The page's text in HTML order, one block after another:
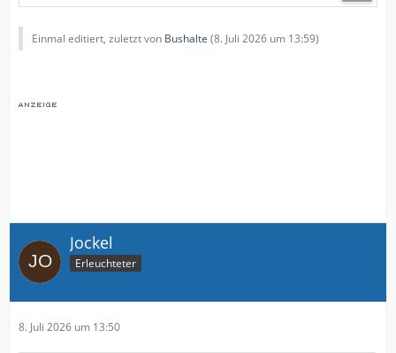
Einmal editiert, zuletzt von Bushalte (8. Juli 2026 um 13:59)
Jockel
Erleuchteter
8. Juli 2026 um 13:50